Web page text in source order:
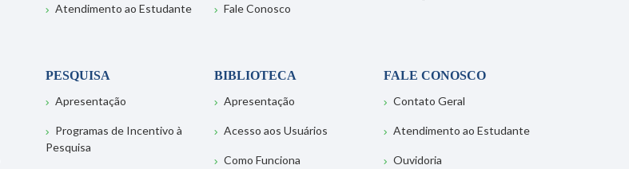
Atendimento ao Estudante Fale Conosco
PESQUISA
Apresentação
Programas de Incentivo à
Pesquisa
BIBLIOTECA
Apresentação
Acesso aos Usuários
Como Funciona
FALE CONOSCO
Contato Geral
Atendimento ao Estudante
Ouvidoria